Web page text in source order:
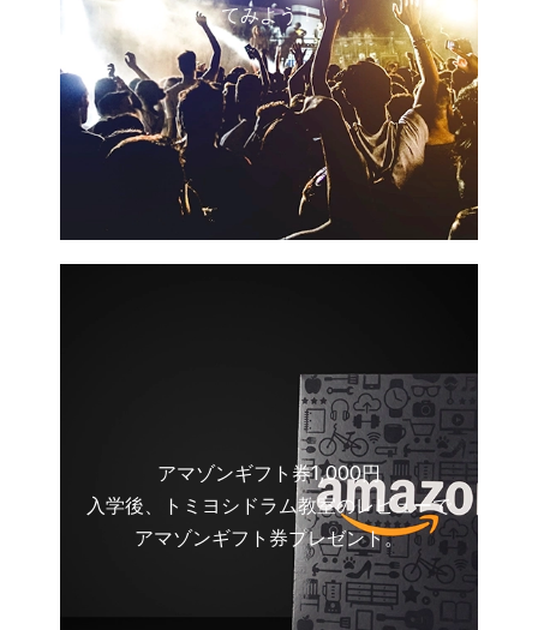
てみよう！
アマゾンギフト券1,000円
入学後、トミヨシドラム教室のレビューで
アマゾンギフト券プレゼント。